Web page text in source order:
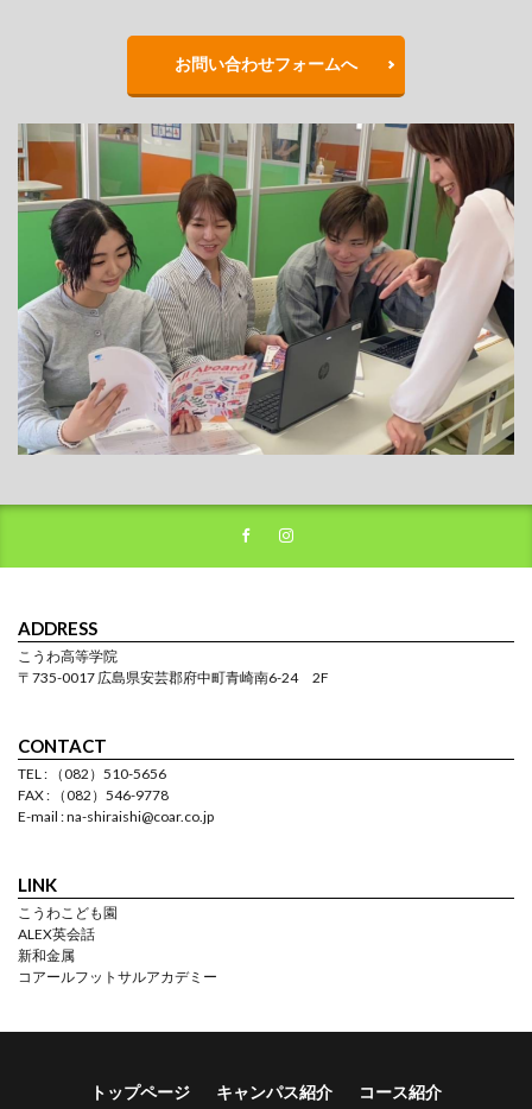
お問い合わせフォームへ
ADDRESS
こうわ高等学院
〒735-0017 広島県安芸郡府中町青崎南6-24 2F
CONTACT
TEL : （082）510-5656
FAX : （082）546-9778
E-mail : na-shiraishi@coar.co.jp
LINK
こうわこども園
ALEX英会話
新和金属
コアールフットサルアカデミー
トップページ キャンパス紹介
コース紹介